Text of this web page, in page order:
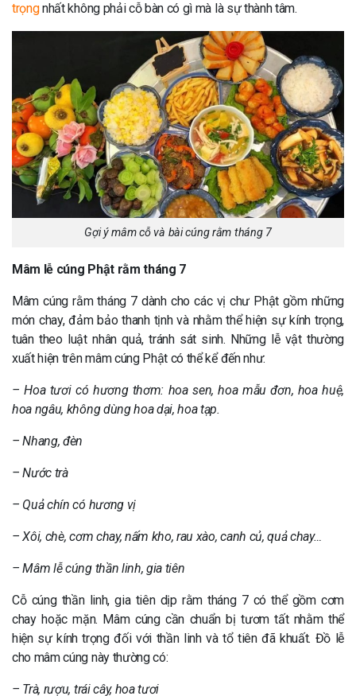
trọngnhất không phải cỗ bàn có gì mà là sự thành tâm.
Gợi ý mâm cỗ và bài cúng rằm tháng 7
Mâm lễ cúng Phật rằm tháng 7
Mâm cúng rằm tháng 7 dành cho các vị chư Phật gồm những
món chay, đảm bảo thanh tịnh và nhằm thể hiện sự kính trọng,
tuân theo luật nhân quả, tránh sát sinh. Những lễ vật thường
xuất hiện trên mâm cúng Phật có thể kể đến như:
– Hoa tươi có hương thơm: hoa sen, hoa mẫu đơn, hoa huệ,
hoa ngâu, không dùng hoa dại, hoa tạp.
– Nhang, đèn
– Nước trà
– Quả chín có hương vị
– Xôi, chè, cơm chay, nấm kho, rau xào, canh củ, quả chay…
– Mâm lễ cúng thần linh, gia tiên
Cỗ cúng thần linh, gia tiên dịp rằm tháng 7 có thể gồm cơm
chay hoặc mặn. Mâm cúng cần chuẩn bị tươm tất nhằm thể
hiện sự kính trọng đối với thần linh và tổ tiên đã khuất. Đồ lễ
cho mâm cúng này thường có:
– Trà, rượu, trái cây, hoa tươi